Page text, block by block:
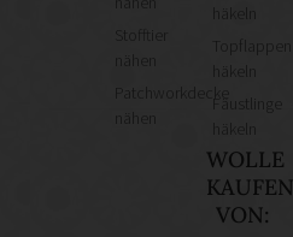
Stofftier
Patchworkdecke
häkeln
Topflappen
häkeln
Fäustlinge
häkeln
WOLLE
KAUFEN
VON: